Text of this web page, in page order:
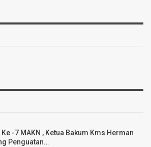
-7 MAKN , Ketua Bakum Kms Herman
Penguatan…